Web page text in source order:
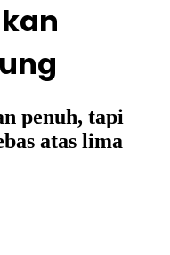
penuh, tapi
atas lima